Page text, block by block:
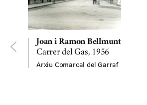
Joan i Ramon Bellmunt
Carrer del Gas, 1956
Arxiu Comarcal del Garraf